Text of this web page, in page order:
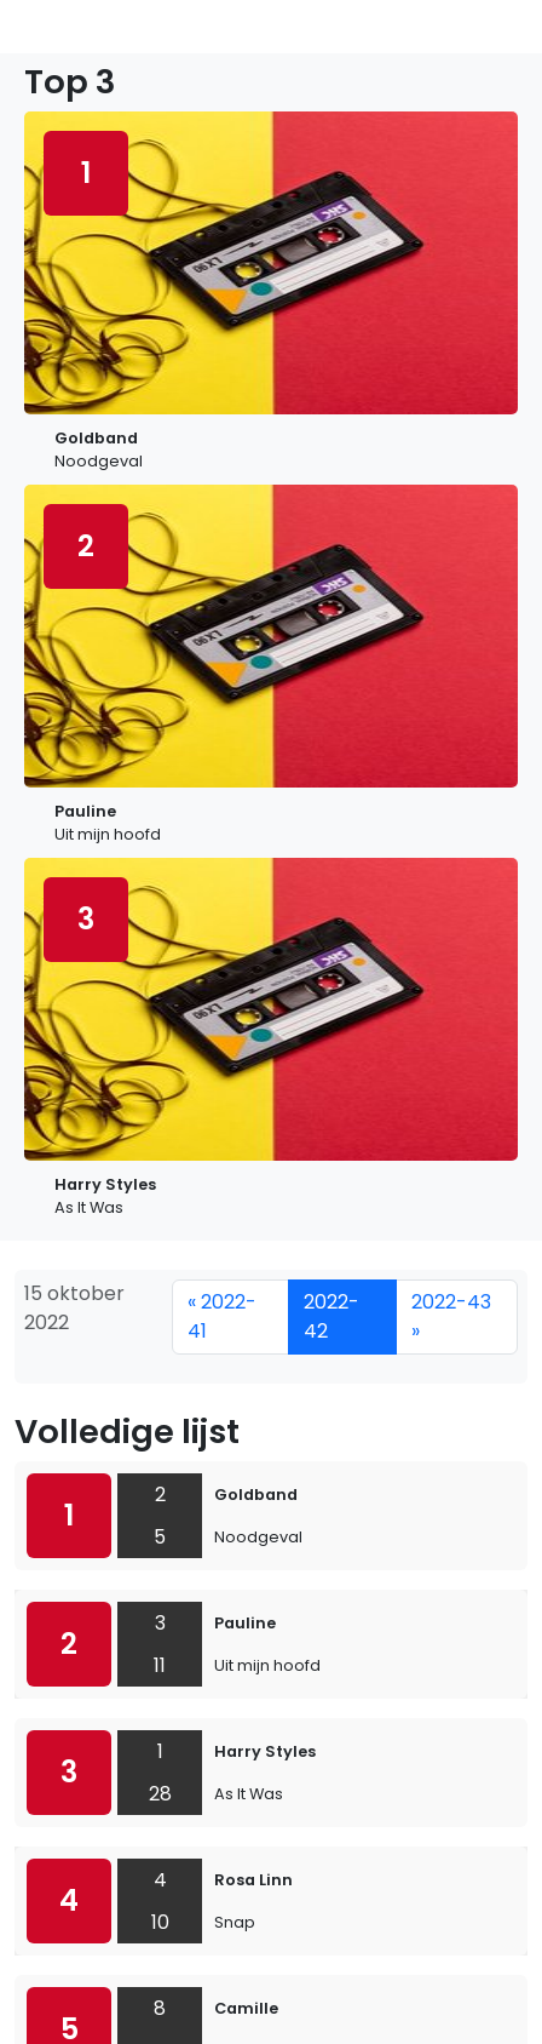
Top 3
1
Goldband
Noodgeval
2
Pauline
Uit mijn hoofd
3
Harry Styles
As It Was
15 oktober
2022
« 2022-
41
2022-
42
2022-43
»
Volledige lijst
1
2
5
Goldband
Noodgeval
2
3
11
Pauline
Uit mijn hoofd
3
1
28
Harry Styles
As It Was
4
4
10
Rosa Linn
Snap
5
8
Camille